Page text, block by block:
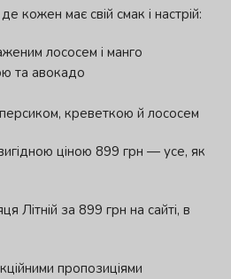
кожен має свій смак і настрій:
лососем і манго
та авокадо
креветкою й лососем
ціною 899 грн — усе, як
Літній за 899 грн на сайті, в
пропозиціями